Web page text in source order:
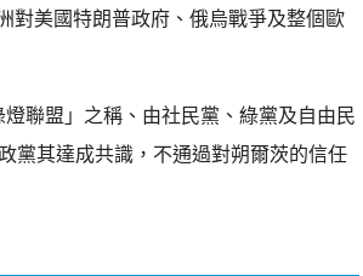
對美國特朗普政府、俄烏戰爭及整個歐
聯盟」之稱、由社民黨、綠黨及自由民
黨其達成共識，不通過對朔爾茨的信任